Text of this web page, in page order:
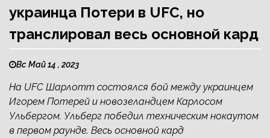
украинца Потери в UFC, но
транслировал весь основной кард
Вс Май 14 , 2023
На UFC Шарлотт состоялся бой между украинцем
Игорем Потерей и новозеландцем Карлосом
Ульбергом. Ульберг победил техническим нокаутом
в первом раунде. Весь основной кард